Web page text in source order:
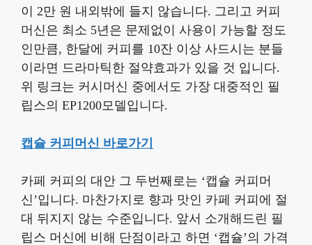
이 2만 원 내외밖에 들지 않습니다. 그리고 커피
머신은 최소 5년은 문제없이 사용이 가능할 정도
인만큼, 한달에 커피를 10잔 이상 사드시는 분들
이라면 드라마틱한 절약효과가 있을 것 입니다.
위 링크는 커시머신 중에서도 가장 대중적인 필
립스의 EP1200모델입니다.
캡슐 커피머신 바로가기
카페 커피의 대안 그 두번째로는 ‘캡슐 커피머
신’입니다. 마찬가지로 향과 맛인 카페 커피에 절
대 뒤지지 않는 수준입니다. 앞서 소개해드린 필
립스 머신에 비해 단점이라고 하면 ‘캡슐’의 가격